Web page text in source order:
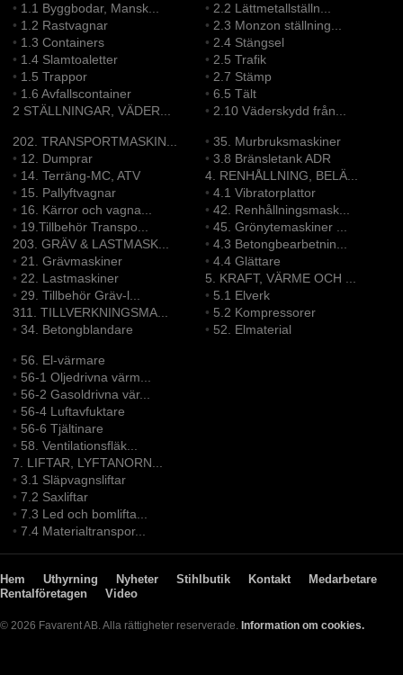
• 1.1 Byggbodar, Mansk...
• 1.2 Rastvagnar
• 1.3 Containers
• 1.4 Slamtoaletter
• 1.5 Trappor
• 1.6 Avfallscontainer
2 STÄLLNINGAR, VÄDER...
• 2.2 Lättmetallställn...
• 2.3 Monzon ställning...
• 2.4 Stängsel
• 2.5 Trafik
• 2.7 Stämp
•6.5 Tält
• 2.10 Väderskydd från...
202. TRANSPORTMASKIN...
• 12. Dumprar
• 14. Terräng-MC, ATV
• 15. Pallyftvagnar
• 16. Kärror och vagna...
• 19.Tillbehör Transpo...
203. GRÄV & LASTMASK...
• 21. Grävmaskiner
• 22. Lastmaskiner
• 29. Tillbehör Gräv-l...
311. TILLVERKNINGSMA...
•34. Betongblandare
•35. Murbruksmaskiner
•3.8 Bränsletank ADR
4. RENHÅLLNING, BELÄ...
•4.1 Vibratorplattor
•42. Renhållningsmask...
•45. Grönytemaskiner ...
•4.3 Betongbearbetnin...
•4.4 Glättare
5. KRAFT, VÄRME OCH ...
• 5.1 Elverk
• 5.2 Kompressorer
• 52. Elmaterial
• 56. El-värmare
• 56-1 Oljedrivna värm...
• 56-2 Gasoldrivna vär...
• 56-4 Luftavfuktare
• 56-6 Tjältinare
• 58. Ventilationsfläk...
7. LIFTAR, LYFTANORN...
•3.1 Släpvagnsliftar
•7.2 Saxliftar
•7.3 Led och bomlifta...
•7.4 Materialtranspor...
Hem Uthyrning Nyheter Stihlbutik Kontakt
Medarbetare
Rentalföretagen
Video
© 2026 Favarent AB. Alla rättigheter reserverade. Information om cookies.